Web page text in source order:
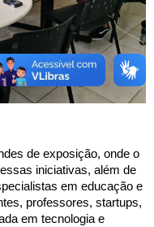
de exposição, onde o
iniciativas, além de
em educação e
professores, startups,
em tecnologia e